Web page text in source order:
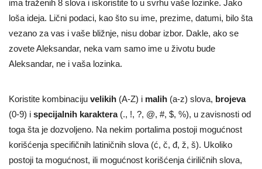
ima traženih 8 slova i iskoristite to u svrhu vaše lozinke. Jako
loša ideja. Lični podaci, kao što su ime, prezime, datumi, bilo šta
vezano za vas i vaše bližnje, nisu dobar izbor. Dakle, ako se
zovete Aleksandar, neka vam samo ime u životu bude
Aleksandar, ne i vaša lozinka.
Koristite kombinaciju velikih (A-Z) i malih (a-z) slova, brojeva
(0-9) i specijalnih karaktera(., !, ?, @, #, $, %), u zavisnosti od
toga šta je dozvoljeno. Na nekim portalima postoji mogućnost
korišćenja specifičnih latiničnih slova (ć, č, đ, ž, š). Ukoliko
postoji ta mogućnost, ili mogućnost korišćenja ćiriličnih slova,